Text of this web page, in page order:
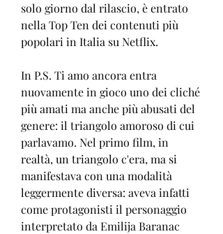
solo giorno dal rilascio, è entrato
nella Top Ten dei contenuti più
popolari in Italia su Netflix.
In P.S. Ti amo ancora entra
nuovamente in gioco uno dei cliché
più amati ma anche più abusati del
genere: il triangolo amoroso di cui
parlavamo. Nel primo film, in
realtà, un triangolo c'era, ma si
manifestava con una modalità
leggermente diversa: aveva infatti
come protagonisti il personaggio
interpretato da Emilija Baranac